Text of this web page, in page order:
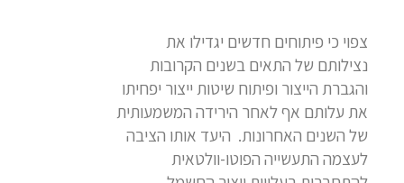
צפוי כי פיתוחים חדשים יגדילו את
נצילותם של התאים בשנים הקרובות
והגברת הייצור ופיתוח שיטות ייצור יפחיתו
את עלותם אף לאחר הירידה המשמעותית
של השנים האחרונות. היעד אותו הציבה
לעצמה התעשייה הפוטו-וולטאית